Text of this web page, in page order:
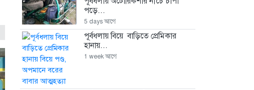
পড়ে...
5 days আগে
পূর্বধলায় বিয়ে বাড়িতে প্রেমিকার
হানায়...
1 week আগে